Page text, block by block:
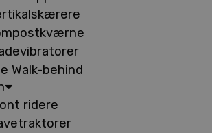
Walk-behind
ridere